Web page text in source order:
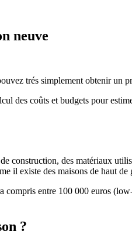
neuve
trés simplement obtenir
des coûts et budgets pour
construction, des matériaux
il existe des maisons de haut
entre 100 000 euros
?